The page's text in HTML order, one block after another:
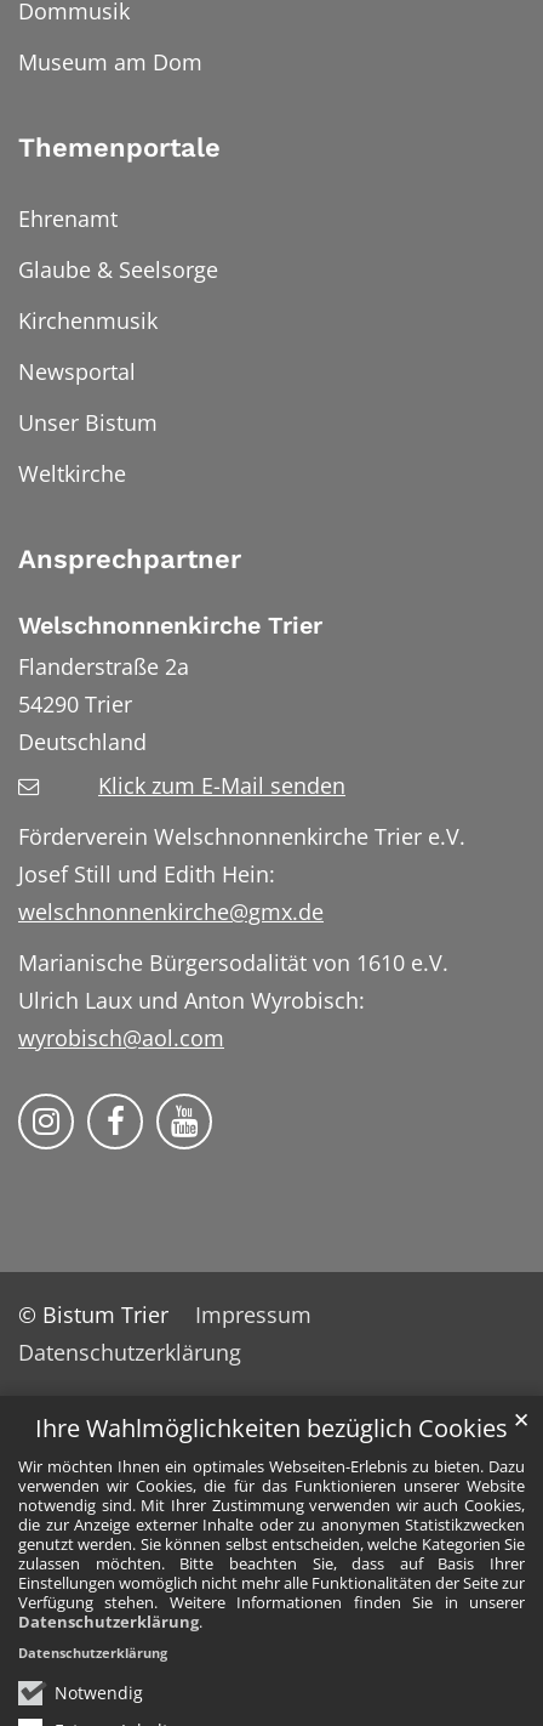
Ihre Wahlmöglichkeiten bezüglich Cookies
Wir möchten Ihnen ein optimales Webseiten-Erlebnis zu bieten. Dazu
verwenden wir Cookies, die für das Funktionieren unserer Website
notwendig sind. Mit Ihrer Zustimmung verwenden wir auch Cookies,
die zur Anzeige externer Inhalte oder zu anonymen Statistikzwecken
genutzt werden. Sie können selbst entscheiden, welche Kategorien Sie
zulassen möchten. Bitte beachten Sie, dass auf Basis Ihrer
Einstellungen womöglich nicht mehr alle Funktionalitäten der Seite zur
Verfügung stehen. Weitere Informationen finden Sie in unserer
Datenschutzerklärung.
Notwendig
✕
Datenschutzerklärung
Dommusik
Museum am Dom
Themenportale
Ehrenamt
Glaube & Seelsorge
Kirchenmusik
Newsportal
Unser Bistum
Weltkirche
Ansprechpartner
Welschnonnenkirche Trier
Flanderstraße 2a
54290 Trier
Deutschland
Klick zum E-Mail senden
Förderverein Welschnonnenkirche Trier e.V.
Josef Still und Edith Hein:
welschnonnenkirche@gmx.de
Marianische Bürgersodalität von 1610 e.V.
Ulrich Laux und Anton Wyrobisch:
wyrobisch@aol.com
Folge uns auf Instragram
Folge uns auf Facebook
Folge uns auf YouTube
© Bistum Trier
Impressum
Datenschutzerklärung